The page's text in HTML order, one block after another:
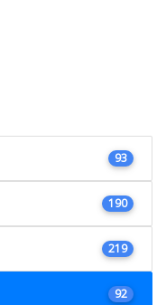
93
190
219
92